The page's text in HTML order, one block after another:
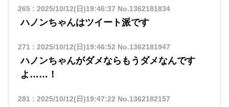
265: 2025/10/12(日)19:46:37 No.1362181834
ハノンちゃんはツイート派です
271 : 2025/10/12(日)19:46:52 No.1362181947
ハノンちゃんがダメならもうダメなんです
よ……！
281 : 2025/10/12(日)19:47:22 No.1362182157